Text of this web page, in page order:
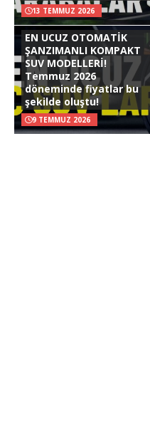
13 TEMMUZ 2026
EN UCUZ OTOMATİK
ŞANZIMANLI KOMPAKT
SUV MODELLERİ!
Temmuz 2026
döneminde fiyatlar bu
şekilde oluştu!
9 TEMMUZ 2026